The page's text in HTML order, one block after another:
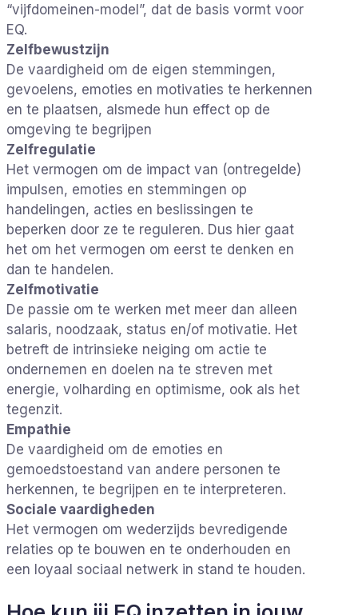
“vijfdomeinen-model”, dat de basis vormt voor
EQ.
Zelfbewustzijn
De vaardigheid om de eigen stemmingen,
gevoelens, emoties en motivaties te herkennen
en te plaatsen, alsmede hun effect op de
omgeving te begrijpen
Zelfregulatie
Het vermogen om de impact van (ontregelde)
impulsen, emoties en stemmingen op
handelingen, acties en beslissingen te
beperken door ze te reguleren. Dus hier gaat
het om het vermogen om eerst te denken en
dan te handelen.
Zelfmotivatie
De passie om te werken met meer dan alleen
salaris, noodzaak, status en/of motivatie. Het
betreft de intrinsieke neiging om actie te
ondernemen en doelen na te streven met
energie, volharding en optimisme, ook als het
tegenzit.
Empathie
De vaardigheid om de emoties en
gemoedstoestand van andere personen te
herkennen, te begrijpen en te interpreteren.
Sociale vaardigheden
Het vermogen om wederzijds bevredigende
relaties op te bouwen en te onderhouden en
een loyaal sociaal netwerk in stand te houden.